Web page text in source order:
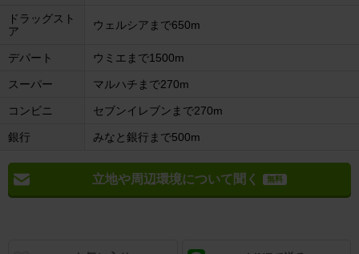
ドラッグスト
ア
ウェルシアまで650m
デパート ウミエまで1500m
スーパー マルハチまで270m
コンビニ セブンイレブンまで270m
銀行 みなと銀行まで500m
立地や周辺環境について聞く 無料